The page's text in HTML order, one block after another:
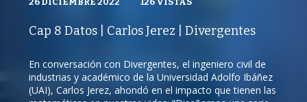
REPRODUCCIONES
VISTAS
Cap 8 Datos | Carlos Jerez | Divergentes
En conversación con Divergentes, el ingeniero civil de
industrias y académico de la Universidad Adolfo Ibáñez
(UAI), Carlos Jerez, ahondó en el impacto que tienen las
VISTAS